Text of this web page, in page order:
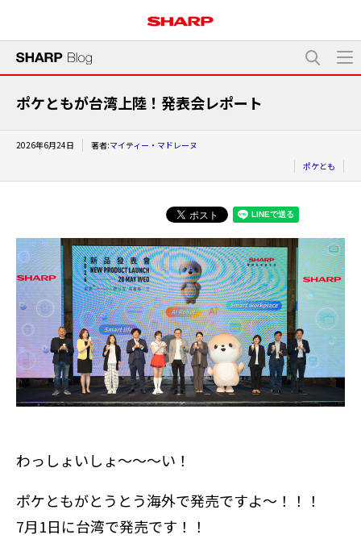
ポケともが台湾上陸！発表会レポート
2026年6月24日 著者:マイティー・マドレーヌ
ポケとも
わっしょいしょ～～～い！
ポケともがとうとう海外で発売ですよ～！！！
7月1日に台湾で発売です！！